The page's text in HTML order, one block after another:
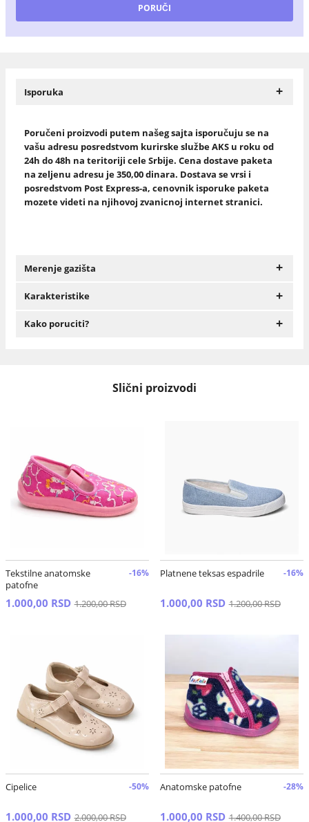
Isporuka +
Poručeni proizvodi putem našeg sajta isporučuju se na
vašu adresu posredstvom kurirske službe AKS u roku od
24h do 48h na teritoriji cele Srbije. Cena dostave paketa
na zeljenu adresu je 350,00 dinara. Dostava se vrsi i
posredstvom Post Express-a, cenovnik isporuke paketa
mozete videti na njihovoj zvanicnoj internet stranici.
Merenje gazišta +
Karakteristike +
Kako poruciti? +
Slični proizvodi
Tekstilne anatomske
patofne
-16%
1.000,00 RSD 1.200,00 RSD
Platnene teksas espadrile -16%
1.000,00 RSD 1.200,00 RSD
Cipelice -50%
1.000,00 RSD 2.000,00 RSD
Anatomske patofne -28%
1.000,00 RSD 1.400,00 RSD